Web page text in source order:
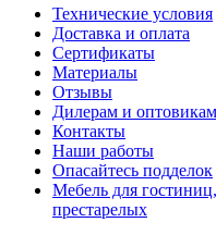
Технические условия
Доставка и оплата
Сертификаты
Материалы
Отзывы
Дилерам и оптовикам
Контакты
Наши работы
Опасайтесь подделок
Мебель для
престарелых